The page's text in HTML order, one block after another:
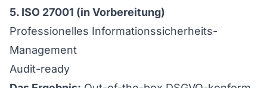
5. ISO 27001 (in Vorbereitung)
Professionelles Informationssicherheits-
Management
Audit-ready